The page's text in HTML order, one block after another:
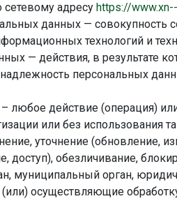
сетевому адресу https://
данных — совокупность
технологий и
— действия, в результате
персональных
любое действие (операция)
или без использования
уточнение (обновление,
доступ), обезличивание,
муниципальный орган,
осуществляющие